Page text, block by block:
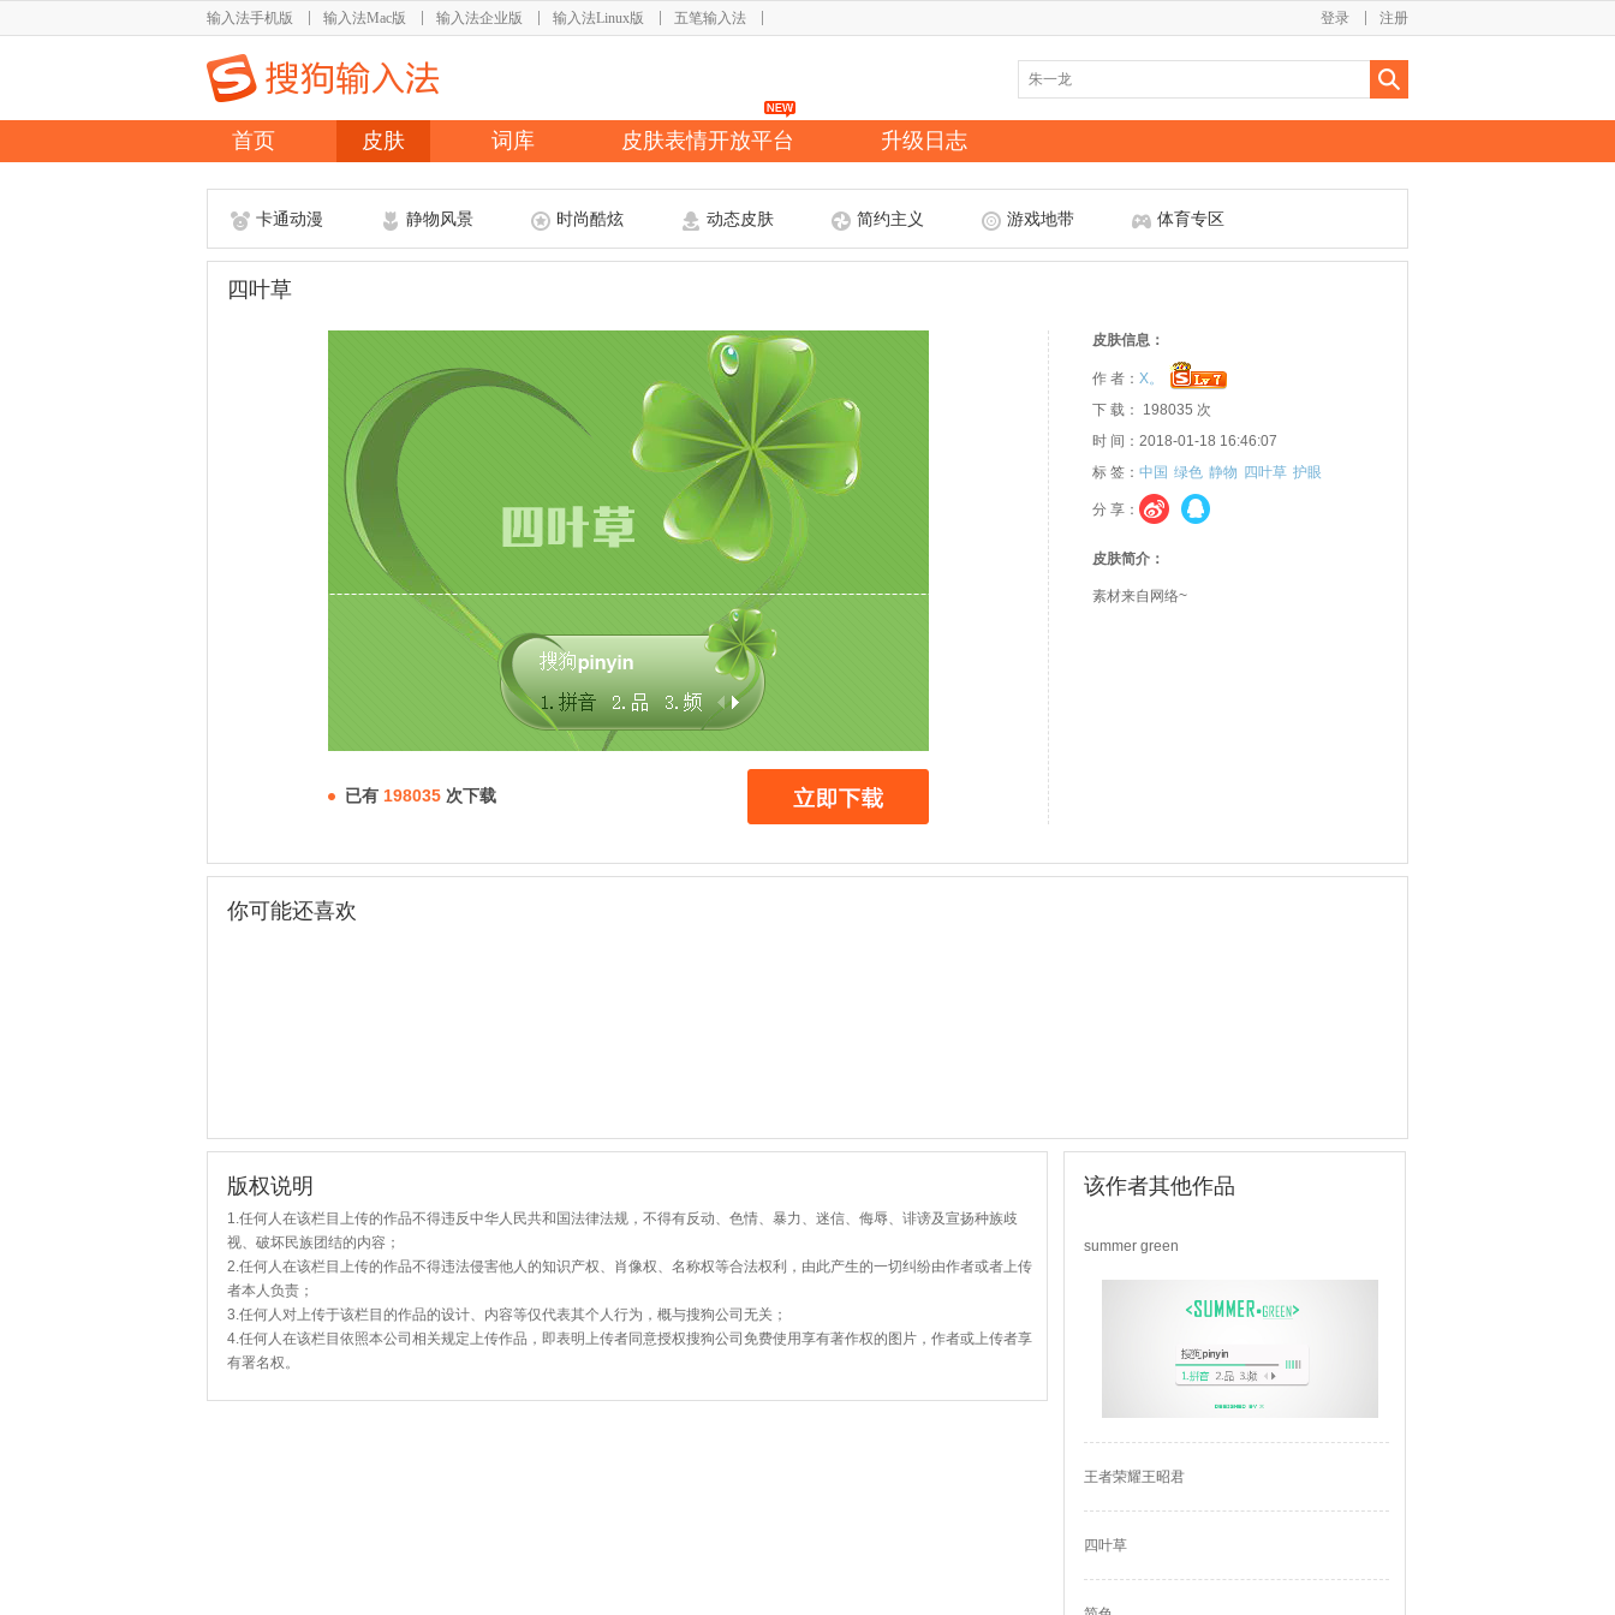
输入法手机版 输入法Mac版 输入法企业版 输入法Linux版 五笔输入法 注册
登录
首页 皮肤 词库 皮肤表情开放平台 升级日志
卡通动漫 静物风景 时尚酷炫 动态皮肤 简约主义 游戏地带 体育专区
四叶草
已有 198035 次下载
皮肤信息：
作 者： X。
下 载： 198035 次
时 间：2018-01-18 16:46:07
标 签： 中国 绿色 静物 四叶草 护眼
分 享：
皮肤简介：
素材来自网络~
你可能还喜欢
版权说明
1.任何人在该栏目上传的作品不得违反中华人民共和国法律法规，不得有反动、色情、暴力、迷信、侮辱、诽谤及宣扬种族歧
视、破坏民族团结的内容；
2.任何人在该栏目上传的作品不得违法侵害他人的知识产权、肖像权、名称权等合法权利，由此产生的一切纠纷由作者或者上传
者本人负责；
3.任何人对上传于该栏目的作品的设计、内容等仅代表其个人行为，概与搜狗公司无关；
4.任何人在该栏目依照本公司相关规定上传作品，即表明上传者同意授权搜狗公司免费使用享有著作权的图片，作者或上传者享
有署名权。
该作者其他作品
summer green
王者荣耀王昭君
四叶草